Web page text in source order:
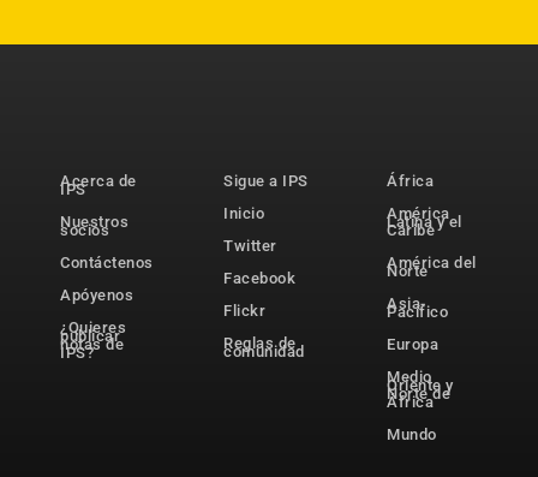
Acerca de
IPS
Nuestros
socios
Contáctenos
Apóyenos
¿Quieres
publicar
notas de
IPS?
Sigue a IPS
Inicio
Twitter
Facebook
Flickr
Reglas de
comunidad
África
América
Latina y el
Caribe
América del
Norte
Asia-
Pacífico
Europa
Medio
Oriente y
Norte de
África
Mundo